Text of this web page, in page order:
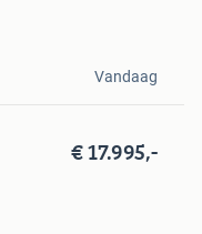
Vandaag
€ 17.995,-